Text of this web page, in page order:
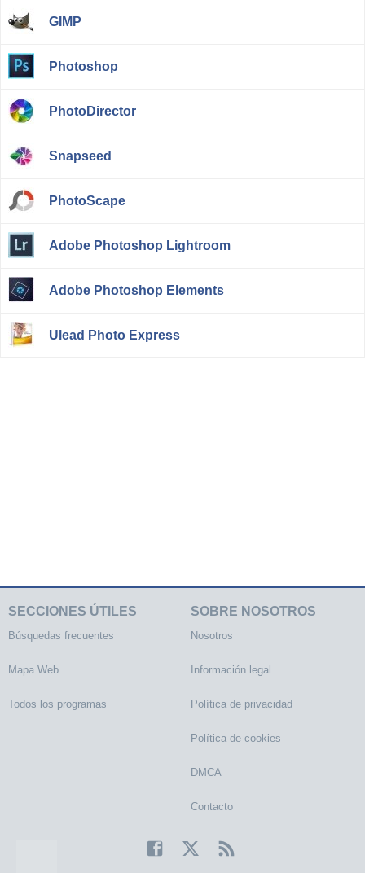
GIMP
Photoshop
PhotoDirector
Snapseed
PhotoScape
Adobe Photoshop Lightroom
Adobe Photoshop Elements
Ulead Photo Express
SECCIONES ÚTILES
Búsquedas frecuentes
Mapa Web
Todos los programas
SOBRE NOSOTROS
Nosotros
Información legal
Política de privacidad
Política de cookies
DMCA
Contacto